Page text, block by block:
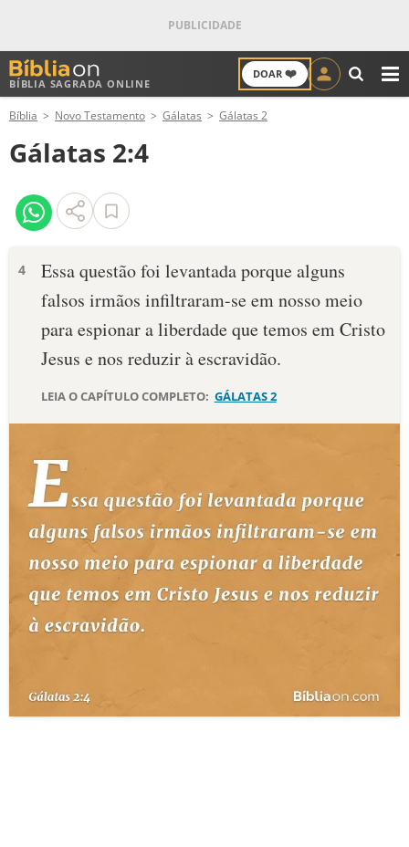
BÍBLIA SAGRADA ONLINE
DOAR ❤️
ANTIGO TESTAMENTO
NOVO TESTAMENTO
VERSÍCULOS
PALAVRA DO DIA
SALMO DO DIA
DEVOCIONAL DIÁRIO
ESTUDOS BÍBLICOS
ESBOÇOS DE PREGAÇÃO
PERGUNTE À BÍBLIA
QUEM SOMOS
Bíblia Novo Testamento Gálatas Gálatas 2
Gálatas 2:4
4
Essa questão foi levantada porque alguns
falsos irmãos infiltraram-se em nosso meio
para espionar a liberdade que temos em Cristo
Jesus e nos reduzir à escravidão.
LEIA O CAPÍTULO COMPLETO: GÁLATAS 2